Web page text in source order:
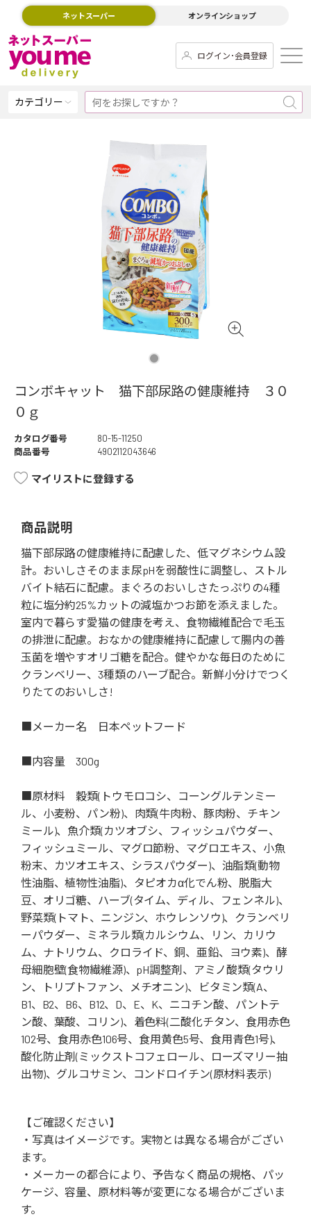
ネットスーパー オンラインショップ
ログイン･会員登録
カテゴリー
コンボキャット 猫下部尿路の健康維持 ３０
０ｇ
カタログ番号
80-15-11250
商品番号
4902112043646
マイリストに登録する
商品説明
猫下部尿路の健康維持に配慮した、低マグネシウム設
計。おいしさそのまま尿pHを弱酸性に調整し、ストル
バイト結石に配慮。まぐろのおいしさたっぷりの4種
粒に塩分約25%カットの減塩かつお節を添えました。
室内で暮らす愛猫の健康を考え、食物繊維配合で毛玉
の排泄に配慮。おなかの健康維持に配慮して腸内の善
玉菌を増やすオリゴ糖を配合。健やかな毎日のために
クランベリー、3種類のハーブ配合。新鮮小分けでつく
りたてのおいしさ!
■メーカー名 日本ペットフード
■内容量 300g
■原材料 穀類(トウモロコシ、コーングルテンミー
ル、小麦粉、パン粉)、肉類(牛肉粉、豚肉粉、チキン
ミール)、魚介類(カツオブシ、フィッシュパウダー、
フィッシュミール、マグロ節粉、マグロエキス、小魚
粉末、カツオエキス、シラスパウダー)、油脂類(動物
性油脂、植物性油脂)、タピオカα化でん粉、脱脂大
豆、オリゴ糖、ハーブ(タイム、ディル、フェンネル)、
野菜類(トマト、ニンジン、ホウレンソウ)、クランベリ
ーパウダー、ミネラル類(カルシウム、リン、カリウ
ム、ナトリウム、クロライド、銅、亜鉛、ヨウ素)、酵
母細胞壁(食物繊維源)、pH調整剤、アミノ酸類(タウリ
ン、トリプトファン、メチオニン)、ビタミン類(A、
B1、B2、B6、B12、D、E、K、ニコチン酸、パントテ
ン酸、葉酸、コリン)、着色料(二酸化チタン、食用赤色
102号、食用赤色106号、食用黄色5号、食用青色1号)、
酸化防止剤(ミックストコフェロール、ローズマリー抽
出物)、グルコサミン、コンドロイチン(原材料表示)
【ご確認ください】
・写真はイメージです。実物とは異なる場合がござい
ます。
・メーカーの都合により、予告なく商品の規格、パッ
ケージ、容量、原材料等が変更になる場合がございま
す。